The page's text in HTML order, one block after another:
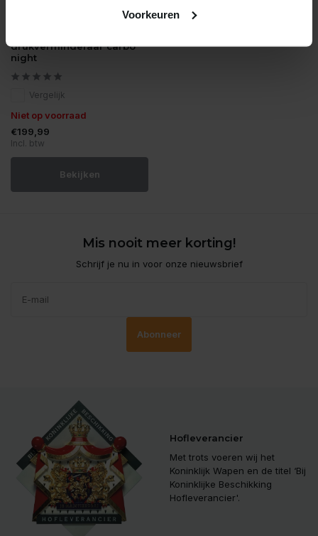
Voorkeuren
drukverminderaar carbo
night
Vergelijk
Niet op voorraad
€199,99
Incl. btw
Bekijken
Mis nooit meer korting!
Schrijf je nu in voor onze nieuwsbrief
Abonneer
Hofleverancier
Met trots voeren wij het
Koninklijk Wapen en de titel ‘Bij
Koninklijke Beschikking
Hofleverancier'.